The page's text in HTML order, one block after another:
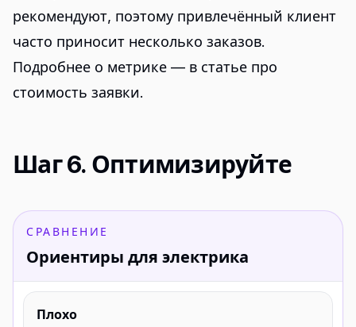
рекомендуют, поэтому привлечённый клиент
часто приносит несколько заказов.
Подробнее о метрике — в статье про
стоимость заявки.
Шаг 6. Оптимизируйте
СРАВНЕНИЕ
Ориентиры для электрика
Плохо